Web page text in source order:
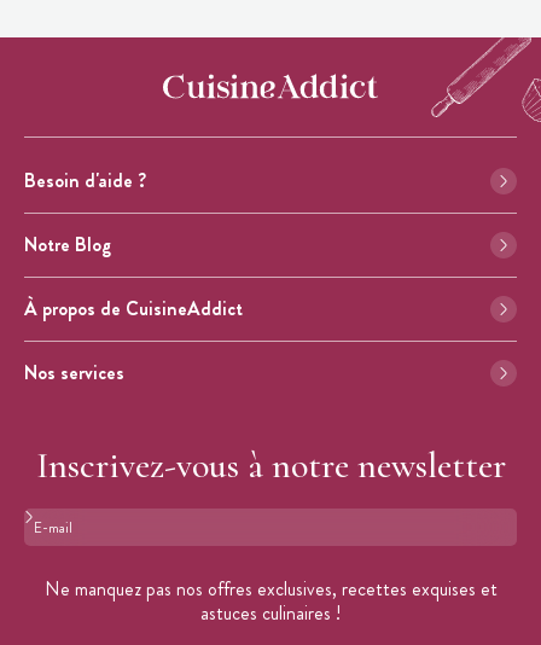
Besoin d'aide ?
Notre Blog
À propos de CuisineAddict
Nos services
Inscrivez-vous à notre newsletter
Format : adresse@email.com
Ne manquez pas nos offres exclusives, recettes exquises et
astuces culinaires !